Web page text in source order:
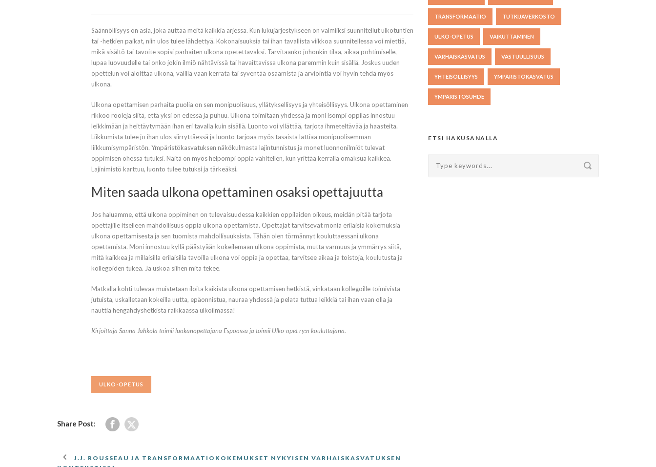
Säännöllisyys on asia, joka auttaa meitä kaikkia arjessa. Kun lukujärjestykseen on valmiiksi suunnitellut ulkotuntien
tai -hetkien paikat, niin ulos tulee lähdettyä. Kokonaisuuksia tai ihan tavallista viikkoa suunnitellessa voi miettiä,
mikä sisältö tai tavoite sopisi parhaiten ulkona opetettavaksi. Tarvitaanko johonkin tilaa, aikaa pohtimiselle,
lupaa luovuudelle tai onko jokin ilmiö nähtävissä tai havaittavissa ulkona paremmin kuin sisällä. Joskus uuden
opettelun voi aloittaa ulkona, välillä vaan kerrata tai syventää osaamista ja arviointia voi hyvin tehdä myös
ulkona.
Ulkona opettamisen parhaita puolia on sen monipuolisuus, yllätyksellisyys ja yhteisöllisyys. Ulkona opettaminen
rikkoo rooleja siitä, että yksi on edessä ja puhuu. Ulkona toimitaan yhdessä ja moni isompi oppilas innostuu
leikkimään ja heittäytymään ihan eri tavalla kuin sisällä. Luonto voi yllättää, tarjota ihmeteltävää ja haasteita.
Liikkumista tulee jo ihan ulos siirryttäessä ja luonto tarjoaa myös tasaista lattiaa monipuolisemman
liikkumisympäristön. Ympäristökasvatuksen näkökulmasta lajintunnistus ja monet luonnonilmiöt tulevat
oppimisen ohessa tutuksi. Näitä on myös helpompi oppia vähitellen, kun yrittää kerralla omaksua kaikkea.
Lajinimistö karttuu, luonto tulee tutuksi ja tärkeäksi.
Miten saada ulkona opettaminen osaksi opettajuutta
Jos haluamme, että ulkona oppiminen on tulevaisuudessa kaikkien oppilaiden oikeus, meidän pitää tarjota
opettajille itselleen mahdollisuus oppia ulkona opettamista. Opettajat tarvitsevat monia erilaisia kokemuksia
ulkona opettamisesta ja sen tuomista mahdollisuuksista. Tähän olen törmännyt kouluttaessani ulkona
opettamista. Moni innostuu kyllä päästyään kokeilemaan ulkona oppimista, mutta varmuus ja ymmärrys siitä,
mitä kaikkea ja millaisilla erilaisilla tavoilla ulkona voi oppia ja opettaa, tarvitsee aikaa ja toistoja, koulutusta ja
kollegoiden tukea. Ja uskoa siihen mitä tekee.
Matkalla kohti tulevaa muistetaan iloita kaikista ulkona opettamisen hetkistä, vinkataan kollegoille toimivista
jutuista, uskalletaan kokeilla uutta, epäonnistua, nauraa yhdessä ja pelata tuttua leikkiä tai ihan vaan olla ja
nauttia hengähdyshetkistä raikkaassa ulkoilmassa!
Kirjoittaja Sanna Jahkola toimii luokanopettajana Espoossa ja toimii Ulko-opet ry:n kouluttajana.
ULKO-OPETUS
Share Post:
J.J. ROUSSEAU JA TRANSFORMAATIOKOKEMUKSET NYKYISEN VARHAISKASVATUKSEN
TRANSFORMAATIO TUTKIJAVERKOSTO
ULKO-OPETUS VAIKUTTAMINEN
VARHAISKASVATUS VASTUULLISUUS
YHTEISÖLLISYYS YMPÄRISTÖKASVATUS
YMPÄRISTÖSUHDE
ETSI HAKUSANALLA